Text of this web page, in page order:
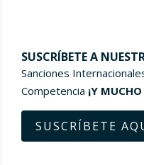
SUSCRÍBETE A
Sanciones
Competencia ¡Y
SUSCRÍBETE